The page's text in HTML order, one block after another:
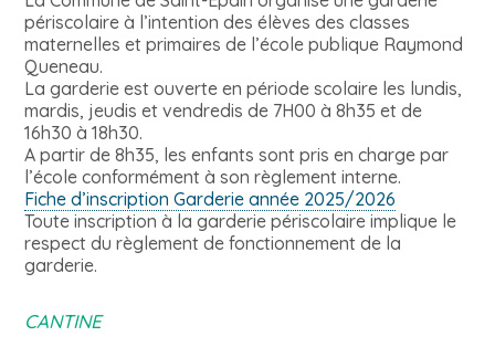
périscolaire à l’intention des élèves des classes
maternelles et primaires de l’école publique Raymond
Queneau.
La garderie est ouverte en période scolaire les lundis,
mardis, jeudis et vendredis de 7H00 à 8h35 et de
16h30 à 18h30.
A partir de 8h35, les enfants sont pris en charge par
l’école conformément à son règlement interne.
Fiche d’inscription Garderie année 2025/2026
Toute inscription à la garderie périscolaire implique le
respect du règlement de fonctionnement de la
garderie.
CANTINE